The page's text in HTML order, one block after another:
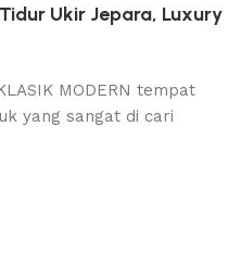
Ukir Jepara, Luxury
MODERN tempat
yang sangat di cari